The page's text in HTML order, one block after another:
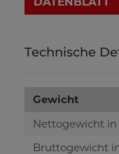
Technische
Gewicht
Nettogewicht in
Bruttogewicht